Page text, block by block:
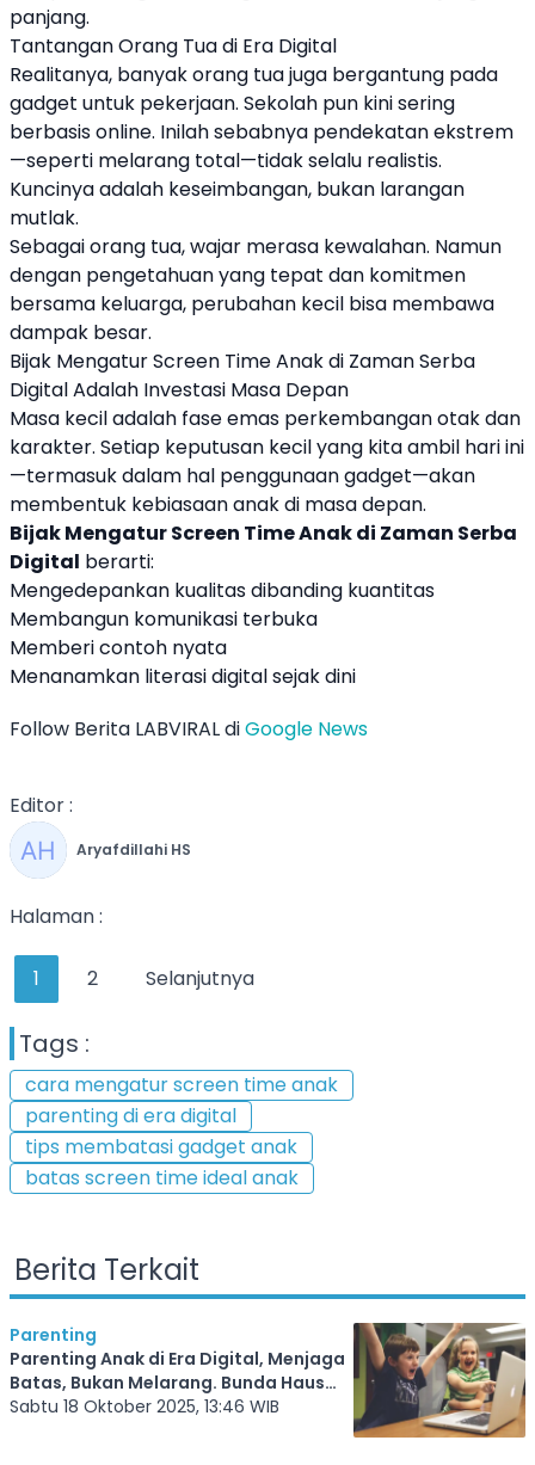
panjang.
Tantangan Orang Tua di Era Digital
Realitanya, banyak orang tua juga bergantung pada
gadget untuk pekerjaan. Sekolah pun kini sering
berbasis online. Inilah sebabnya pendekatan ekstrem
—seperti melarang total—tidak selalu realistis.
Kuncinya adalah keseimbangan, bukan larangan
mutlak.
Sebagai orang tua, wajar merasa kewalahan. Namun
dengan pengetahuan yang tepat dan komitmen
bersama keluarga, perubahan kecil bisa membawa
dampak besar.
Bijak Mengatur Screen Time Anak di Zaman Serba
Digital Adalah Investasi Masa Depan
Masa kecil adalah fase emas perkembangan otak dan
karakter. Setiap keputusan kecil yang kita ambil hari ini
—termasuk dalam hal penggunaan gadget—akan
membentuk kebiasaan anak di masa depan.
Bijak Mengatur Screen Time Anak di Zaman Serba
Digital berarti:
Mengedepankan kualitas dibanding kuantitas
Membangun komunikasi terbuka
Memberi contoh nyata
Menanamkan literasi digital sejak dini
Follow Berita LABVIRAL diGoogle News
Editor :
Aryafdillahi HS
Halaman :
1 2 Selanjutnya
Tags :
cara mengatur screen time anak
parenting di era digital
tips membatasi gadget anak
batas screen time ideal anak
Berita Terkait
Parenting
Parenting Anak di Era Digital, Menjaga
Batas, Bukan Melarang. Bunda Haus
Baca
Sabtu 18 Oktober 2025, 13:46 WIB